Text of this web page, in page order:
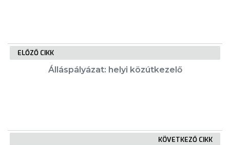
ELŐZŐ CIKK
Álláspályázat: helyi közútkezelő
KÖVETKEZŐ CIKK